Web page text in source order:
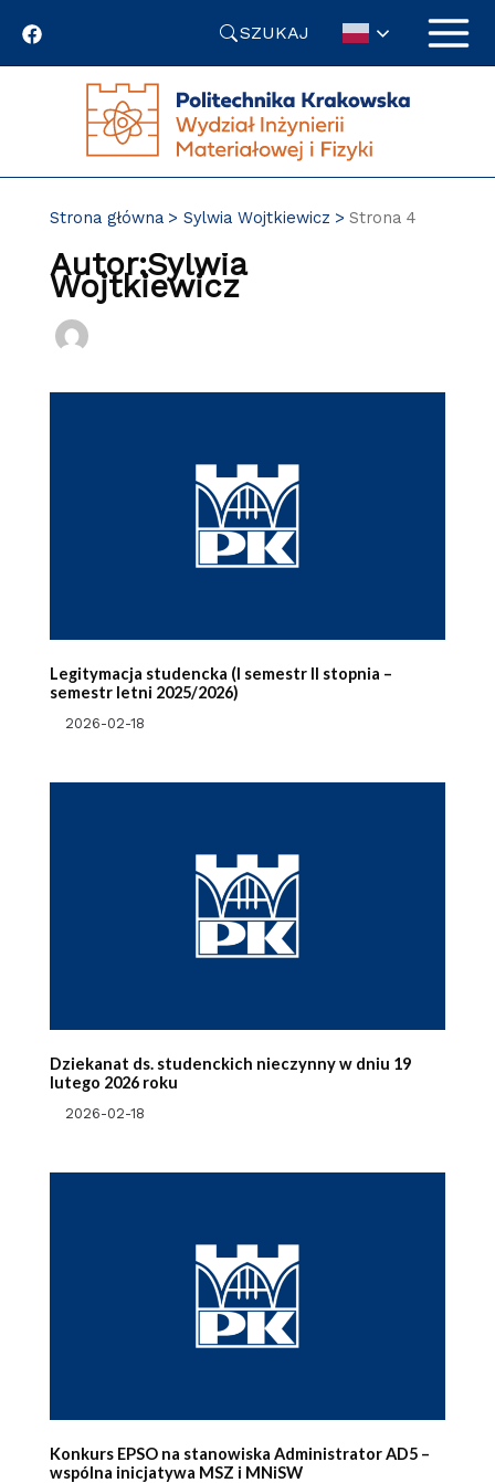
SZUKAJ
Strona główna Sylwia Wojtkiewicz Strona 4
Autor:Sylwia
Wojtkiewicz
Legitymacja studencka (I semestr II stopnia –
semestr letni 2025/2026)
2026-02-18
Dziekanat ds. studenckich nieczynny w dniu 19
lutego 2026 roku
2026-02-18
Konkurs EPSO na stanowiska Administrator AD5 –
wspólna inicjatywa MSZ i MNiSW